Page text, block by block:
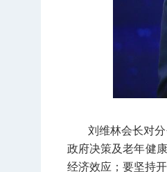
刘维林会长对
政府决策及老年健
经济效应；要坚持